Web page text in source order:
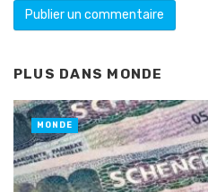
PLUS DANS MONDE
MONDE